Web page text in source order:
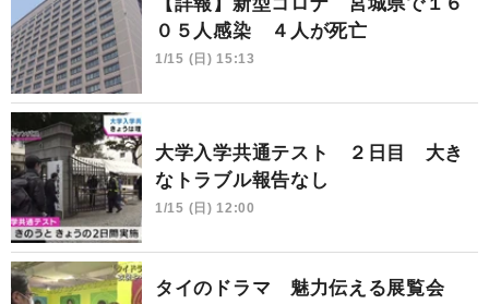
０５人感染 ４人が死亡
1/15 (日) 15:13
大学入学共通テスト ２日目 大き
なトラブル報告なし
1/15 (日) 12:00
タイのドラマ 魅力伝える展覧会